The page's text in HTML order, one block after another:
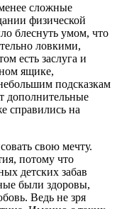
сложные
физической
блеснуть умом, что
ловкими,
есть заслуга и
ящике,
подсказкам
дополнительные
справились на
свою мечту.
потому что
детских забав
были здоровы,
Ведь не зря